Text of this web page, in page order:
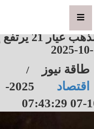
طاقة نيوز /
اقتصاد
2025-
10-07